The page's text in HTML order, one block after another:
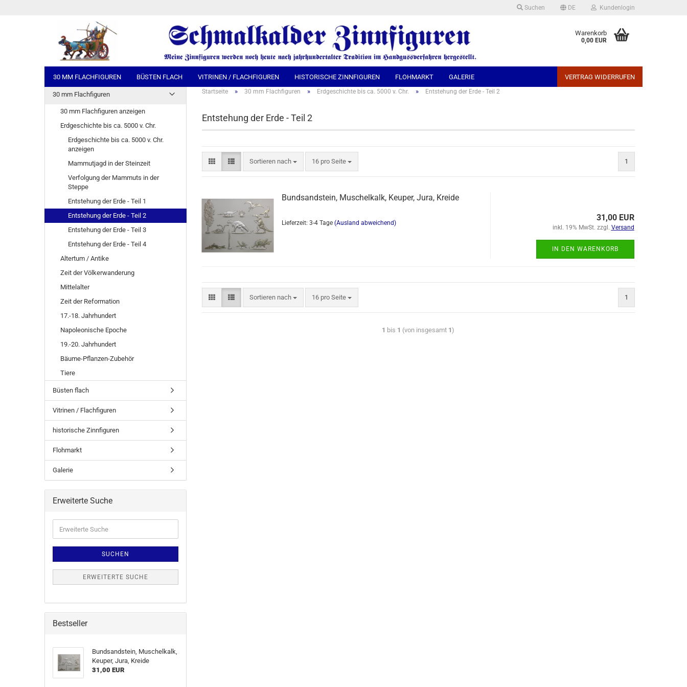
Suchen DE
Sprache auswählen
Kundenlogin
Konto erstellen
Warenkorb
0,00 EUR
30 MM FLACHFIGUREN BÜSTEN FLACH VITRINEN / FLACHFIGUREN HISTORISCHE ZINNFIGUREN FLOHMARKT GALERIE VERTRAG WIDERRUFEN
Startseite » 30 mm Flachfiguren » Erdgeschichte bis ca. 5000 v. Chr. » Entstehung der Erde - Teil 2
Entstehung der Erde - Teil 2
Sortieren nach 16 pro Seite 1
Bundsandstein, Muschelkalk, Keuper, Jura, Kreide
Lieferzeit: 3-4 Tage (Ausland abweichend)
31,00 EUR
inkl. 19% MwSt. zzgl. Versand
IN DEN WARENKORB
Sortieren nach 16 pro Seite 1
1 bis 1 (von insgesamt 1)
30 mm Flachfiguren
30 mm Flachfiguren anzeigen
Erdgeschichte bis ca. 5000 v. Chr.
Erdgeschichte bis ca. 5000 v. Chr.
anzeigen
Mammutjagd in der Steinzeit
Verfolgung der Mammuts in der
Steppe
Entstehung der Erde - Teil 1
Entstehung der Erde - Teil 2
Entstehung der Erde - Teil 3
Entstehung der Erde - Teil 4
Altertum / Antike
Zeit der Völkerwanderung
Mittelalter
Zeit der Reformation
17.-18. Jahrhundert
Napoleonische Epoche
19.-20. Jahrhundert
Bäume-Pflanzen-Zubehör
Tiere
Büsten flach
Vitrinen / Flachfiguren
historische Zinnfiguren
Flohmarkt
Galerie
Erweiterte Suche
SUCHEN
ERWEITERTE SUCHE
Bestseller
Bundsandstein, Muschelkalk,
Keuper, Jura, Kreide
31,00 EUR